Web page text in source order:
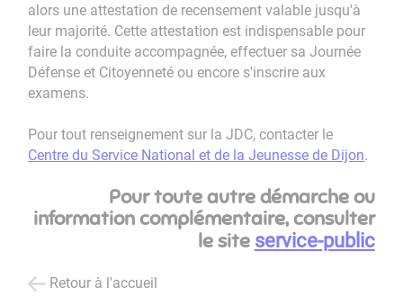
alors une attestation de recensement valable jusqu'à
leur majorité. Cette attestation est indispensable pour
faire la conduite accompagnée, effectuer sa Journée
Défense et Citoyenneté ou encore s'inscrire aux
examens.
Pour tout renseignement sur la JDC, contacter le
Centre du Service National et de la Jeunesse de Dijon.
Pour toute autre démarche ou
information complémentaire, consulter
le site service-public
Retour à l'accueil